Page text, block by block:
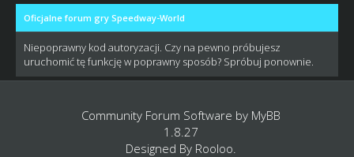
Oficjalne forum gry Speedway-World
Niepoprawny kod autoryzacji. Czy na pewno próbujesz
uruchomić tę funkcję w poprawny sposób? Spróbuj ponownie.
Community Forum Software by MyBB
1.8.27
Designed By Rooloo.